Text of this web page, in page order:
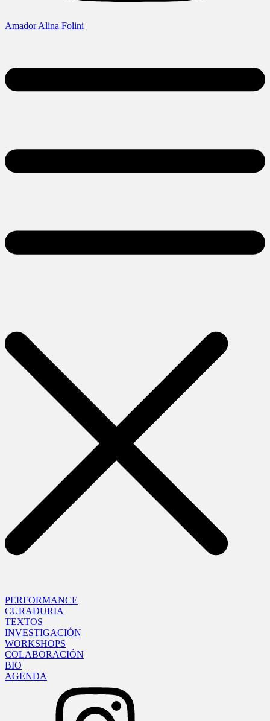
Amador Alina Folini
PERFORMANCE
CURADURIA
TEXTOS
INVESTIGACIÓN
WORKSHOPS
COLABORACIÓN
BIO
AGENDA